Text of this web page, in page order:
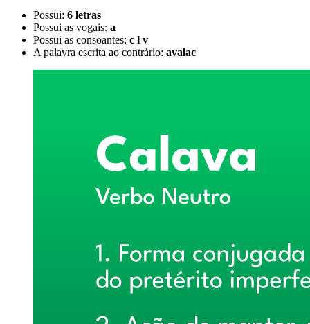
Possui: 6 letras
Possui as vogais: a
Possui as consoantes: c l v
A palavra escrita ao contrário: avalac